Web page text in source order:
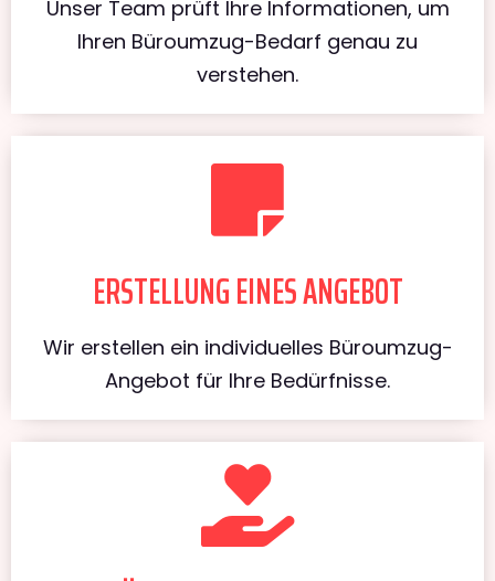
Unser Team prüft Ihre Informationen, um
Ihren Büroumzug-Bedarf genau zu
verstehen.
ERSTELLUNG EINES ANGEBOT
Wir erstellen ein individuelles Büroumzug-
Angebot für Ihre Bedürfnisse.